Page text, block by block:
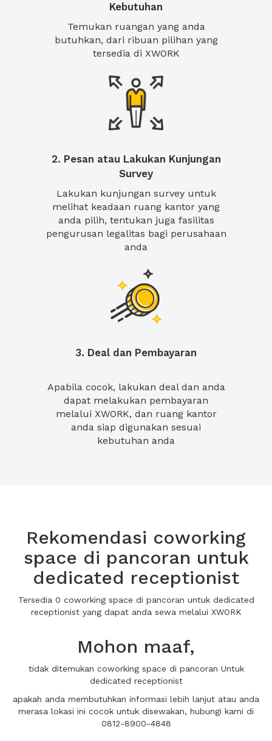
Kebutuhan
Temukan ruangan yang anda
butuhkan, dari ribuan pilihan yang
tersedia di XWORK
2. Pesan atau Lakukan Kunjungan
Survey
Lakukan kunjungan survey untuk
melihat keadaan ruang kantor yang
anda pilih, tentukan juga fasilitas
pengurusan legalitas bagi perusahaan
anda
3. Deal dan Pembayaran
Apabila cocok, lakukan deal dan anda
dapat melakukan pembayaran
melalui XWORK, dan ruang kantor
anda siap digunakan sesuai
kebutuhan anda
Rekomendasi coworking
space di pancoran untuk
dedicated receptionist
Tersedia 0 coworking space di pancoran untuk dedicated
receptionist yang dapat anda sewa melalui XWORK
Mohon maaf,
tidak ditemukan coworking space di pancoran Untuk
dedicated receptionist
apakah anda membutuhkan informasi lebih lanjut atau anda
merasa lokasi ini cocok untuk disewakan, hubungi kami di
0812-8900-4848